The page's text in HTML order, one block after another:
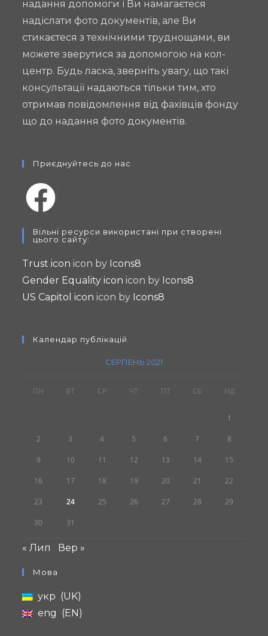
надання допомоги і Ви намагаєтеся
надіслати фото документів, але Ви
стикаєтеся з технічними труднощами, ви
можете зверутися за допомогою на кол-
центр. Будь ласка, зверніть увагу, що такі
консультації надаються тільки тим, хто
отримав повідомлення від фахівців фонду
що до надання фото документів.
Приєднуйтесь до нас
new
tab
Вільні ресурси використані при створені
цього сайту:
Trust icon icon by Icons8
Gender Equality icon icon by Icons8
US Capitol icon icon by Icons8
Календар публікацій
СЕРПЕНЬ 2021
ПН ВТ СР ЧТ ПТ СБ НД
1
2 3 4 5 6 7 8
9 10 11 12 13 14 15
16 17 18 19 20 21 22
23 24 25 26 27 28 29
30 31
« Лип Вер »
Мова
укр
UK
eng
EN